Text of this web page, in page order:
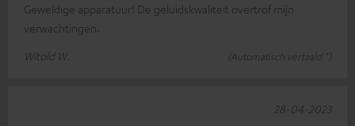
Geweldige apparatuur! De geluidskwaliteit overtrof mijn
verwachtingen.
Witold W.
(Automatisch vertaald *)
28-04-2023